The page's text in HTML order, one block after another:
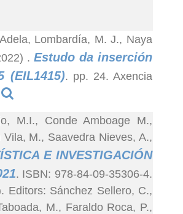
Lombardía, M. J., Naya
. Estudo da inserción
(EIL1415). pp. 24. Axencia
M.I., Conde Amboage M.,
M., Saavedra Nieves, A.,
E INVESTIGACIÓN
. ISBN: 978-84-09-35306-4.
Editors: Sánchez Sellero, C.,
M., Faraldo Roca, P.,